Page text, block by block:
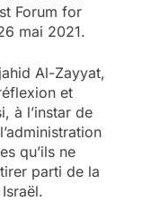
Forum for
mai 2021.
Al-Zayyat,
et
à l’instar de
qu’ils ne
parti de la